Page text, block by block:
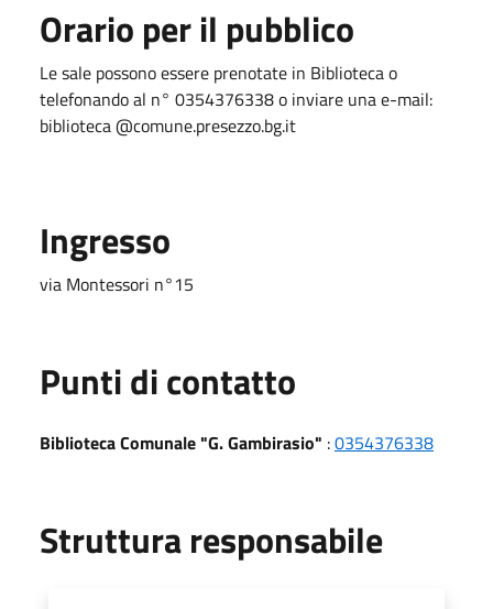
Orario per il pubblico
Le sale possono essere prenotate in Biblioteca o
telefonando al n° 0354376338 o inviare una e-mail:
biblioteca @comune.presezzo.bg.it
Ingresso
via Montessori n°15
Punti di contatto
Biblioteca Comunale "G. Gambirasio" :0354376338
Struttura responsabile